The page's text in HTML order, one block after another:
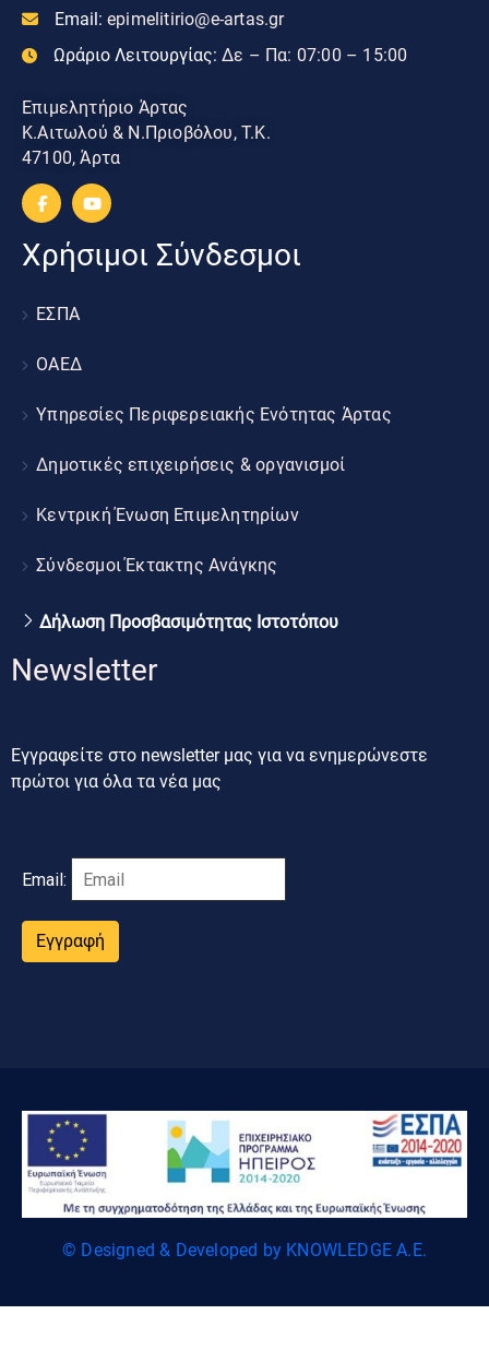
Email: epimelitirio@e-artas.gr
Ωράριο Λειτουργίας: Δε – Πα: 07:00 – 15:00
Επιμελητήριο Άρτας
Κ.Αιτωλού & Ν.Πριοβόλου, Τ.Κ.
47100, Άρτα
Χρήσιμοι Σύνδεσμοι
ΕΣΠΑ
ΟΑΕΔ
Υπηρεσίες Περιφερειακής Ενότητας Άρτας
Δημοτικές επιχειρήσεις & οργανισμοί
Κεντρική Ένωση Επιμελητηρίων
Σύνδεσμοι Έκτακτης Ανάγκης
Δήλωση Προσβασιμότητας Ιστοτόπου
Newsletter
Εγγραφείτε στο newsletter μας για να ενημερώνεστε
πρώτοι για όλα τα νέα μας
Email:
Εγγραφή
© Designed & Developed by KNOWLEDGE A.E.